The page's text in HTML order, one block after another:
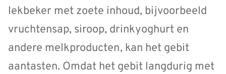
lekbeker met zoete inhoud, bijvoorbeeld
vruchtensap, siroop, drinkyoghurt en
andere melkproducten, kan het gebit
aantasten. Omdat het gebit langdurig met